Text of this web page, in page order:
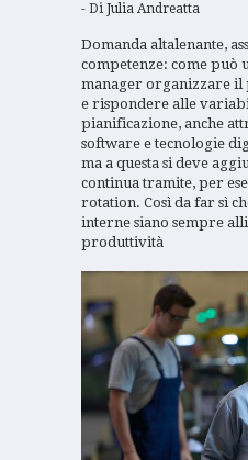
Di Julia Andreatta
Domanda altalenante,
competenze: come può
manager organizzare
e rispondere alle
pianificazione, anche
software e tecnologie
ma a questa si deve
continua tramite, per
rotation. Così da far sì
interne siano sempre
produttività